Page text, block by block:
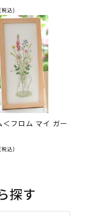
(税込)
＜フロム マイ ガー
(税込)
探す